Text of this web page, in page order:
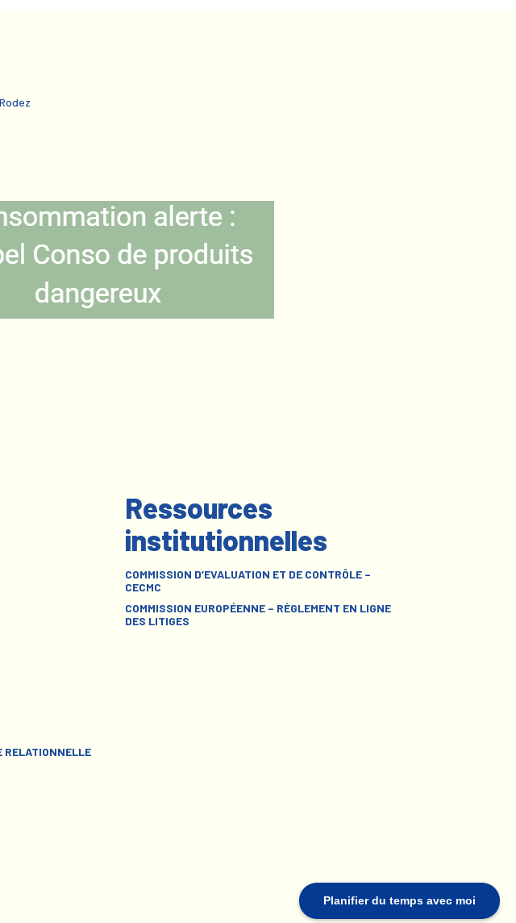
Planifier du temps avec moi
RELATIONNELLE
Ressources
institutionnelles
COMMISSION D’EVALUATION ET DE CONTRÔLE –
CECMC
COMMISSION EUROPÉENNE – RÈGLEMENT EN LIGNE
DES LITIGES